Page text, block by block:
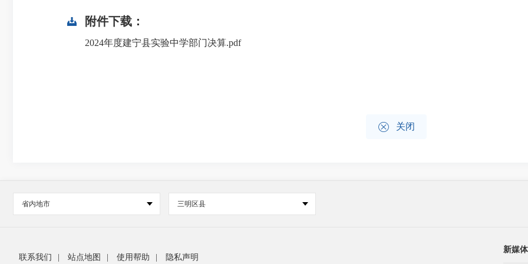
附件下载：
2024年度建宁县实验中学部门决算.pdf
 关闭
省内地市 三明区县
联系我们 站点地图 使用帮助 隐私声明
新媒